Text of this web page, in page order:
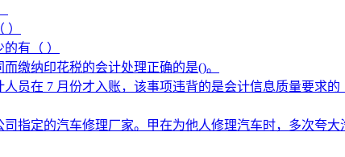
有（ ）
缴纳印花税的会计处理正确的是()。
员在 7 月份才入账，该事项违背的是会计信息质量要求的
司指定的汽车修理厂家。甲在为他人修理汽车时，多次夸